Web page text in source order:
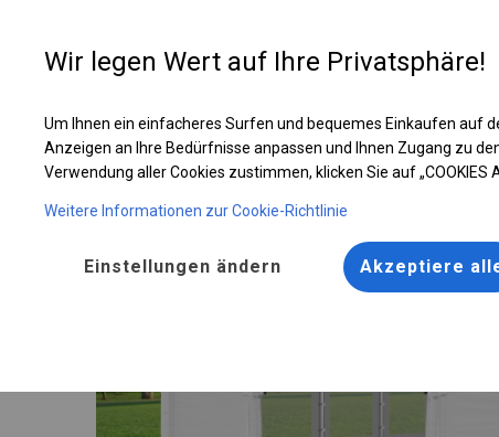
Ganzjähriges Catering-Zelt | 8x10 m
Wir legen Wert auf Ihre Privatsphäre!
Um Ihnen ein einfacheres Surfen und bequemes Einkaufen auf
Anzeigen an Ihre Bedürfnisse anpassen und Ihnen Zugang zu
Verwendung aller Cookies zustimmen, klicken Sie auf „COOKIES
Weitere Informationen zur Cookie-Richtlinie
Einstellungen ändern Akzeptiere